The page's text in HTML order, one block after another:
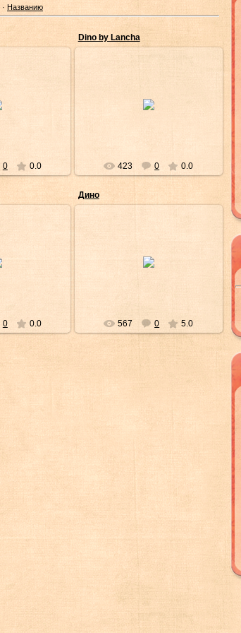
· Названию
0 0.0
Dino by Lancha
423 0 0.0
0 0.0
Дино
567 0 5.0